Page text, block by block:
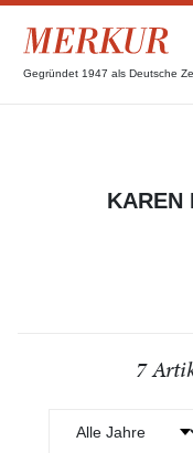
Gegründet 1947 als Deutsche
KAREN
7